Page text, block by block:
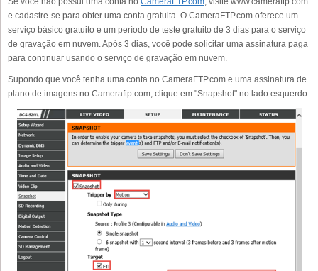
e cadastre-se para obter uma conta gratuita. O CameraFTP.com oferece um
serviço básico gratuito e um período de teste gratuito de 3 dias para o serviço
de gravação em nuvem. Após 3 dias, você pode solicitar uma assinatura paga
para continuar usando o serviço de gravação em nuvem.
Supondo que você tenha uma conta no CameraFTP.com e uma assinatura de
plano de imagens no Cameraftp.com, clique em "Snapshot" no lado esquerdo.